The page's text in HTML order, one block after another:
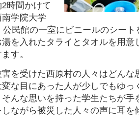
時間かけて
学院大学
民館の一室にビニールのシー
を入れたタライとタオルを用意
す。
害を受けた西原村の人々はどん
な目にあった人が少しでもゆっ
んな思いを持った学生たちが手
ながら被災した人々の声に耳を